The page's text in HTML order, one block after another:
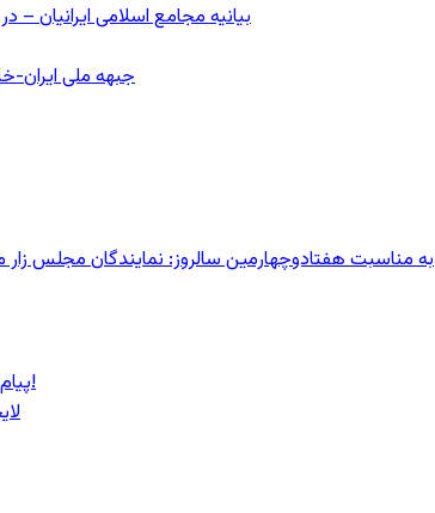
بیانیه مجامع اسلامی
جبهه ملی ایران-
به مناسبت هفتادوچهارمین سالروز: نمایندگان مجلس زار می‌زدند/ تهران در آتش؛ ۳۰
پیام روشن پزشکیان در گفت‌و‌گوی تصویری با مرد نامرئی: من هستم!